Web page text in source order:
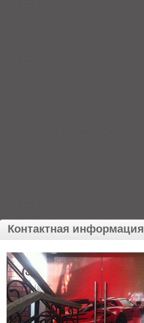
Контактная информация